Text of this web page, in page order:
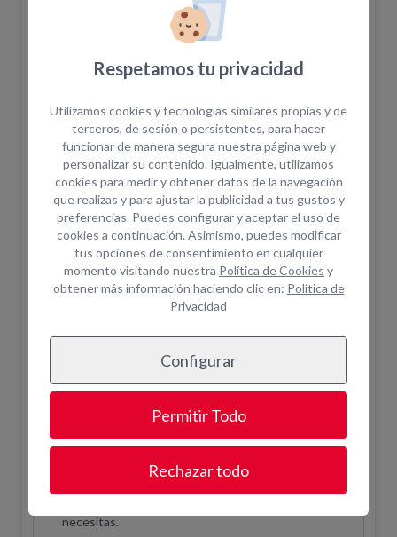
Realizar pedido
Añadir a la cesta
El pedido en la web no confirma la disponibilidad
del equipo. Una vez realizada la solicitud un
¿Por qué alquilar en Opein?
Trabajamos primeras marcas del mercado.
necesitas.
Respetamos tu privacidad
Utilizamos cookies y tecnologías similares propias y de
terceros, de sesión o persistentes, para hacer
funcionar de manera segura nuestra página web y
personalizar su contenido. Igualmente, utilizamos
cookies para medir y obtener datos de la navegación
que realizas y para ajustar la publicidad a tus gustos y
preferencias. Puedes configurar y aceptar el uso de
cookies a continuación. Asimismo, puedes modificar
tus opciones de consentimiento en cualquier
momento visitando nuestra Política de Cookies y
obtener más información haciendo clic en: Política de
Privacidad
Configurar
Permitir Todo
Rechazar todo